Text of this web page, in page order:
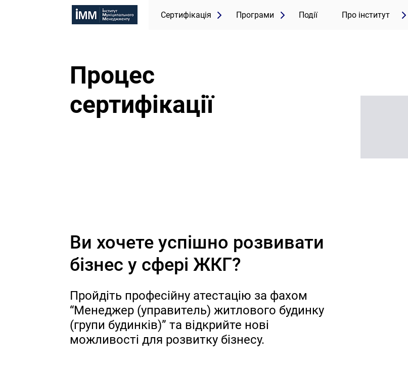
Сертифікація Програми Події Про інститут
Процес
сертифікації
Ви хочете успішно розвивати
бізнес у сфері ЖКГ?
Пройдіть професійну атестацію за фахом
“Менеджер (управитель) житлового будинку
(групи будинків)” та відкрийте нові
можливості для розвитку бізнесу.